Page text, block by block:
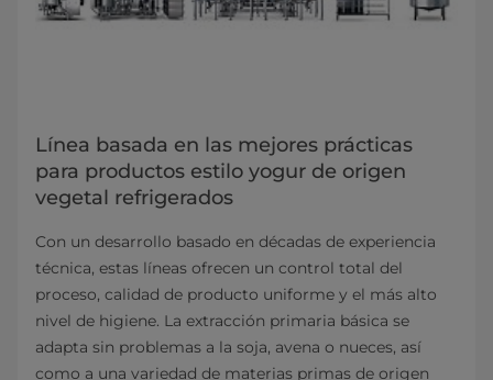
Línea basada en las mejores prácticas
para productos estilo yogur de origen
vegetal refrigerados
Con un desarrollo basado en décadas de experiencia
técnica, estas líneas ofrecen un control total del
proceso, calidad de producto uniforme y el más alto
nivel de higiene. La extracción primaria básica se
adapta sin problemas a la soja, avena o nueces, así
como a una variedad de materias primas de origen